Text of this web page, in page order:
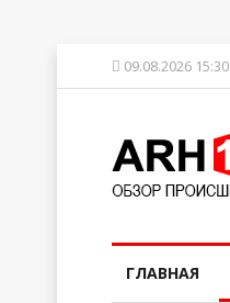
09.08.2026 15:30
ГЛАВНАЯ